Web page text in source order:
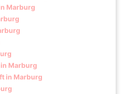
Marburg
Marburg
in Marburg